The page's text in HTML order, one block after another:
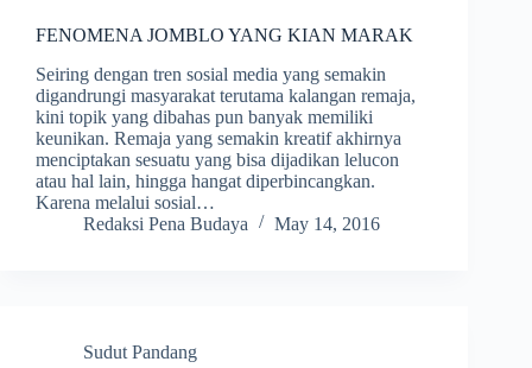
FENOMENA JOMBLO YANG KIAN MARAK
Seiring dengan tren sosial media yang semakin
digandrungi masyarakat terutama kalangan remaja,
kini topik yang dibahas pun banyak memiliki
keunikan. Remaja yang semakin kreatif akhirnya
menciptakan sesuatu yang bisa dijadikan lelucon
atau hal lain, hingga hangat diperbincangkan.
Karena melalui sosial…
Redaksi Pena Budaya
May 14, 2016
Sudut Pandang